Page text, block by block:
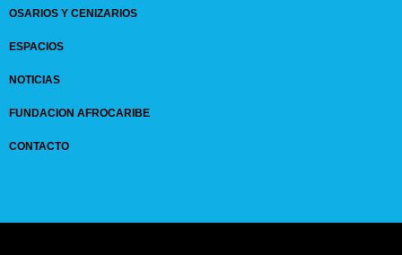
OSARIOS Y CENIZARIOS
ESPACIOS
NOTICIAS
FUNDACION AFROCARIBE
CONTACTO